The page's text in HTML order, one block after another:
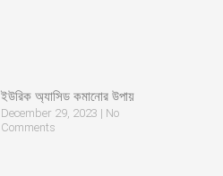
ইউরিক অ্যাসিড কমানোর উপায়
December 29, 2023
No
Comments